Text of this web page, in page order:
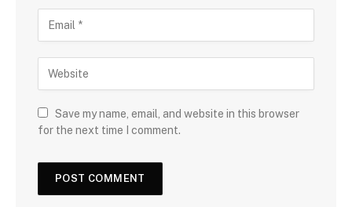
Save my name, email, and website in this browser
for the next time I comment.